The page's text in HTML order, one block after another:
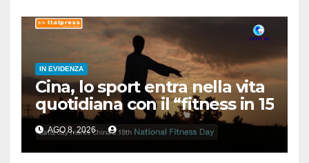
IN EVIDENZA
Cina, lo sport entra nella vita
quotidiana con il “fitness in 15
minuti”
AGO 8, 2026